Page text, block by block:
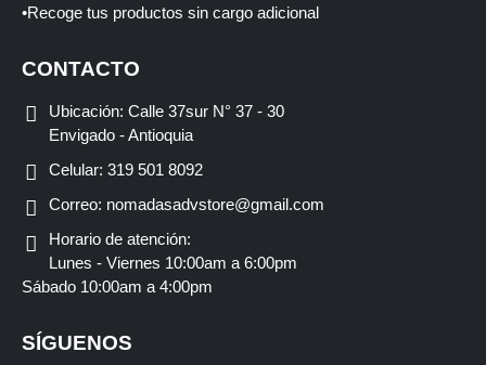
•Recoge tus productos sin cargo adicional
CONTACTO
Ubicación: Calle 37sur N° 37 - 30
Envigado - Antioquia
Celular: 319 501 8092
Correo: nomadasadvstore@gmail.com
Horario de atención:
Lunes - Viernes 10:00am a 6:00pm
Sábado 10:00am a 4:00pm
SÍGUENOS